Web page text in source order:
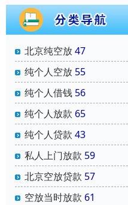
北京纯空放47
纯个人空放 55
纯个人借钱 56
纯个人放款 65
纯个人贷款 43
私人上门放款 59
北京空放贷款 57
空放当时放款 61